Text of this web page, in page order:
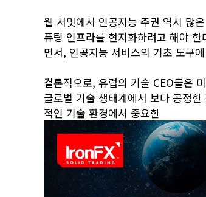
웹 서밋에서 인공지능 주권 역시 많
퓨팅 인프라를 현지화하려고 해야
면서, 인공지능 서비스의 기초 도구
결론적으로, 유럽의 기술 CEO들은
글로벌 기술 생태계에서 보다 공정
적인 기술 환경에서 중요한